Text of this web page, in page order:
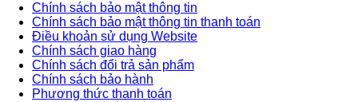
Chính sách bảo mật thông tin
Chính sách bảo mật thông tin thanh toán
Điều khoản sử dụng Website
Chính sách giao hàng
Chính sách đổi trả sản phẩm
Chính sách bảo hành
Phương thức thanh toán